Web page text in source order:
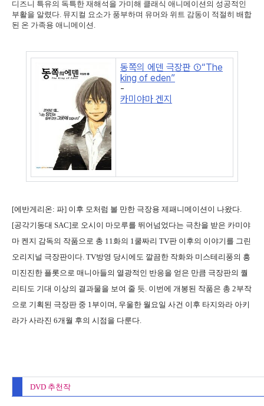
디즈니 특유의 독특한 재해석을 가미해 클래식 애니메이션의 성공적인
부활을 알렸다. 뮤지컬 요소가 풍부하며 유머와 위트 감동이 적절히 배합
된 온 가족용 애니메이션.
동쪽의 에덴 극장판 ①“The
king of eden”
-
카미야마 겐지
[에반게리온: 파] 이후 모처럼 볼 만한 극장용 제패니메이션이 나왔다.
[공각기동대 SAC]로 오시이 마모루를 뛰어넘었다는 극찬을 받은 카미야
마 켄지 감독의 작품으로 총 11화의 1쿨짜리 TV판 이후의 이야기를 그린
오리지널 극장판이다. TV방영 당시에도 깔끔한 작화와 미스테리풍의 흥
미진진한 플롯으로 매니아들의 열광적인 반응을 얻은 만큼 극장판의 퀄
리티도 기대 이상의 결과물을 보여 줄 듯. 이번에 개봉된 작품은 총 2부작
으로 기획된 극장판 중 1부이며, 우울한 월요일 사건 이후 타지와라 아키
라가 사라진 6개월 후의 시점을 다룬다.
DVD 추천작